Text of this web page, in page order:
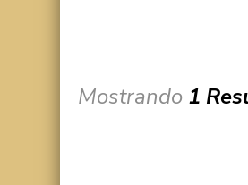
Mostrando 1